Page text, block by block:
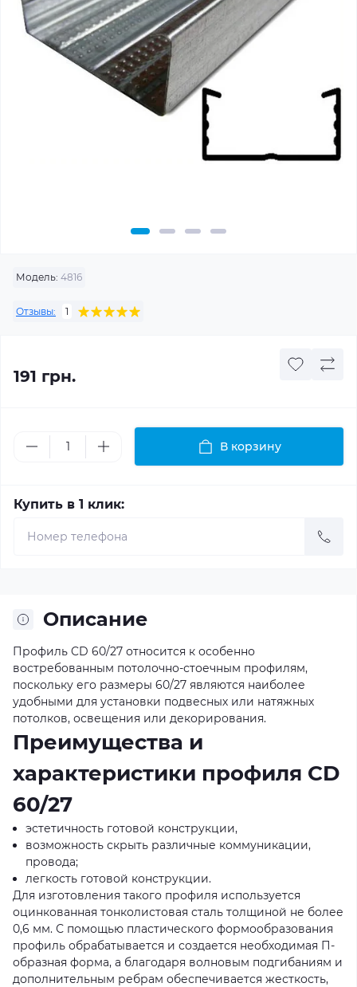
Модель: 4816
Отзывы: 1
191 грн.
В корзину
Купить в 1 клик:
Описание
Профиль CD 60/27 относится к особенно
востребованным потолочно-стоечным профилям,
поскольку его размеры 60/27 являются наиболее
удобными для установки подвесных или натяжных
потолков, освещения или декорирования.
Преимущества и
характеристики профиля CD
60/27
эстетичность готовой конструкции,
возможность скрыть различные коммуникации,
провода;
легкость готовой конструкции.
Для изготовления такого профиля используется
оцинкованная тонколистовая сталь толщиной не более
0,6 мм. С помощью пластического формообразования
профиль обрабатывается и создается необходимая П-
образная форма, а благодаря волновым подгибаниям и
дополнительным ребрам обеспечивается жесткость,